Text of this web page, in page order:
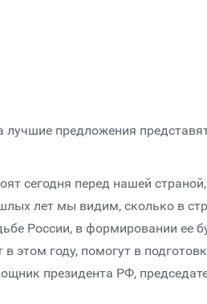
лучшие предложения
сегодня перед нашей
лет мы видим, сколько в
России, в формировании ее
этом году, помогут в
президента РФ,